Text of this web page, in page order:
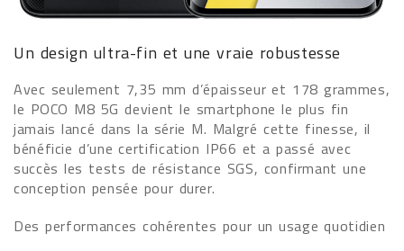
Un design ultra-fin et une vraie robustesse
Avec seulement 7,35 mm d’épaisseur et 178 grammes,
le POCO M8 5G devient le smartphone le plus fin
jamais lancé dans la série M. Malgré cette finesse, il
bénéficie d’une certification IP66 et a passé avec
succès les tests de résistance SGS, confirmant une
conception pensée pour durer.
Des performances cohérentes pour un usage quotidien